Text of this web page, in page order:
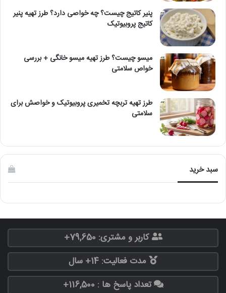
پنیر کاتیج چیست؟ چه خواصی دارد؟ طرز تهیه پنیر
کاتیج پروبیوتیک
میسو چیست؟ طرز تهیه میسو خانگی + بررسی
خواص سلامتی
طرز تهیه تربچه تخمیری پروبیوتیک و خواصش برای
سلامتی
سبد خرید
کاربر و مشتری: 79,650+
مدت فعالیت: 14+ سال
تعداد پاسخ ها : 116,500+